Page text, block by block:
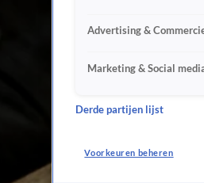
Advertising &
Marketing & Social
Derde partijen lijst
Voorkeuren beheren